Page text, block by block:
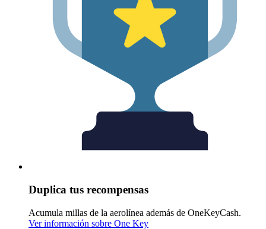
Duplica tus recompensas
Acumula millas de la aerolínea además de OneKeyCash.
Ver información sobre One Key